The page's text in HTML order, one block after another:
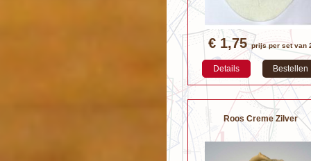
€ 1,75prijs per set van
Details Bestellen
Roos Creme Zilver